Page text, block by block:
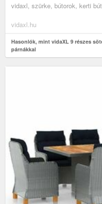
vidaxl, szürke, bútorok, kerti
vidaxl.hu
Hasonlók, mint vidaXL 9 részes
párnákkal